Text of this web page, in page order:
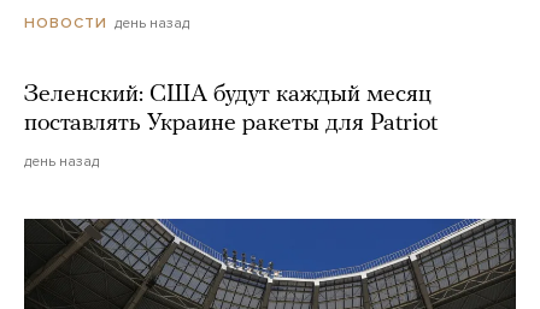
НОВОСТИ день назад
Зеленский: США будут каждый месяц
поставлять Украине ракеты для Patriot
день назад